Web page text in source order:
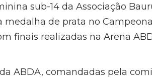
sub-14 da Associação
medalha de prata no
finais realizadas na Arena
ABDA, comandadas pela